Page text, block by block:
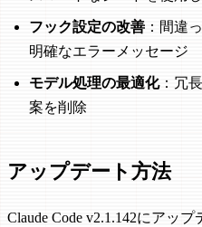
フック設定の改善 ：間違
明確なエラーメッセージ
モデル処理の最適化：冗
案を削除
アップデート方法
Claude Code v2.1.142にアッ